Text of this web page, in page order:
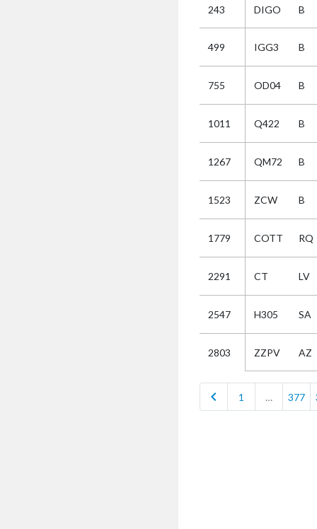
243 DIGO B
499 IGG3 B
755 OD04 B
1011 Q422 B
1267 QM72 B
1523 ZCW B
1779 COTT RQ
2291 CT LV
2547 H305 SA
2803 ZZPV AZ
chevron_left 1 … 377